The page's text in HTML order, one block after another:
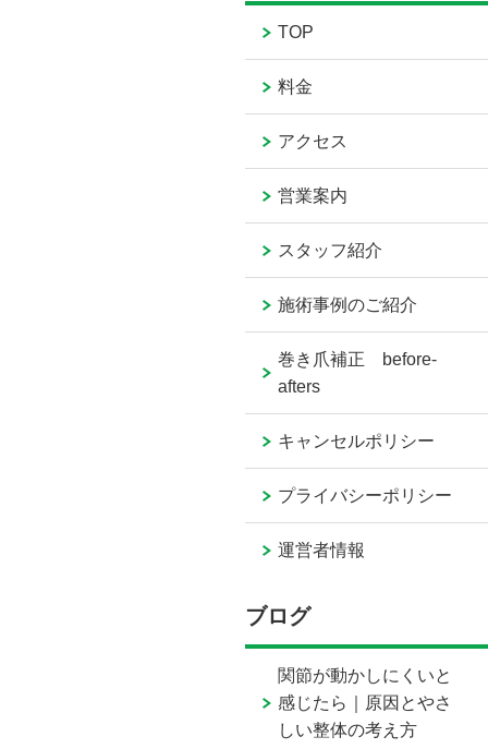
TOP
料金
アクセス
営業案内
スタッフ紹介
施術事例のご紹介
巻き爪補正 before-
afters
キャンセルポリシー
プライバシーポリシー
運営者情報
ブログ
関節が動かしにくいと
感じたら｜原因とやさ
しい整体の考え方